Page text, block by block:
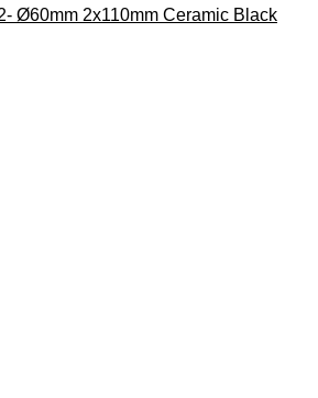
Ø60mm 2x110mm Ceramic Black